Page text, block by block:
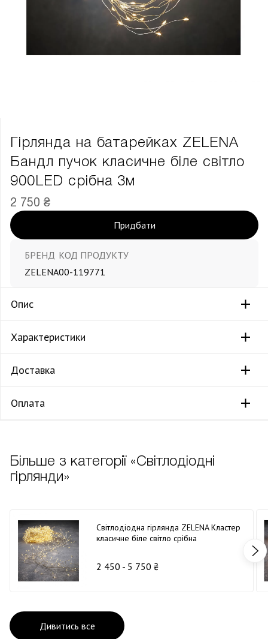
Гірлянда на батарейках ZELENA
Бандл пучок класичне біле світло
900LED срібна 3м
2 750 ₴
Придбати
БРЕНД
ZELENA
КОД ПРОДУКТУ
00-119771
Опис
Характеристики
Доставка
Оплата
Більше з категорії «Світлодіодні
гірлянди»
Світлодіодна гірлянда ZELENA Кластер
класичне біле світло срібна
2 450 - 5 750 ₴
Дивитись все